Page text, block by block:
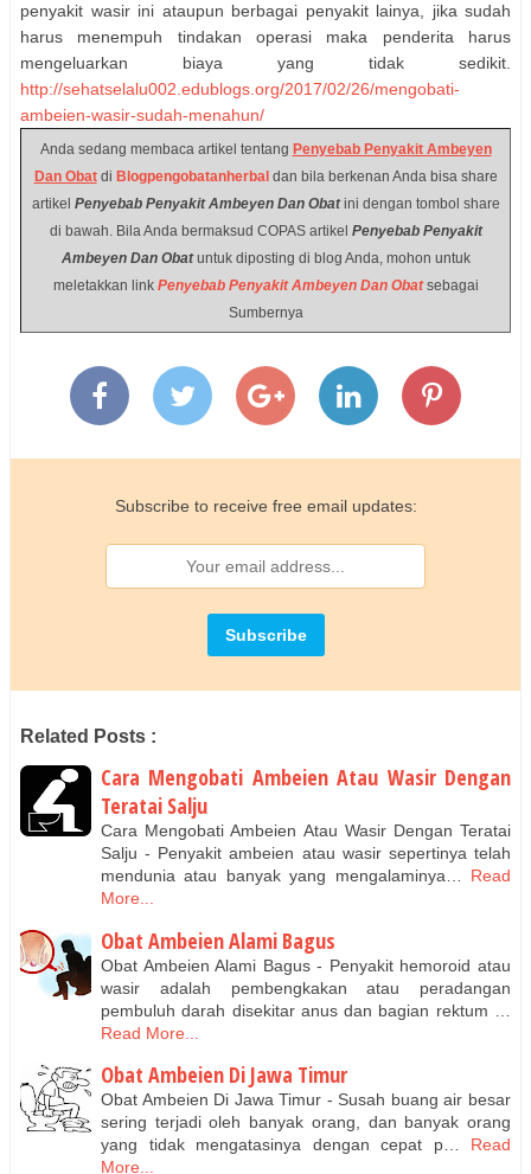
penyakit wasir ini ataupun berbagai penyakit lainya, jika sudah
harus menempuh tindakan operasi maka penderita harus
mengeluarkan biaya yang tidak sedikit.
http://sehatselalu002.edublogs.org/2017/02/26/mengobati-
ambeien-wasir-sudah-menahun/
Anda sedang membaca artikel tentang Penyebab Penyakit Ambeyen
Dan Obatdi Blogpengobatanherbal dan bila berkenan Anda bisa share
artikel Penyebab Penyakit Ambeyen Dan Obatini dengan tombol share
di bawah. Bila Anda bermaksud COPAS artikel Penyebab Penyakit
Ambeyen Dan Obatuntuk diposting di blog Anda, mohon untuk
meletakkan link Penyebab Penyakit Ambeyen Dan Obatsebagai
Sumbernya
Subscribe to receive free email updates:
Related Posts :
Cara Mengobati Ambeien Atau Wasir Dengan
Teratai Salju
Cara Mengobati Ambeien Atau Wasir Dengan Teratai
Salju - Penyakit ambeien atau wasir sepertinya telah
mendunia atau banyak yang mengalaminya…
Read
More...
Obat Ambeien Alami Bagus
Obat Ambeien Alami Bagus - Penyakit hemoroid atau
wasir adalah pembengkakan atau peradangan
pembuluh darah disekitar anus dan bagian rektum …
Read More...
Obat Ambeien Di Jawa Timur
Obat Ambeien Di Jawa Timur - Susah buang air besar
sering terjadi oleh banyak orang, dan banyak orang
yang tidak mengatasinya dengan cepat p…
Read
More...